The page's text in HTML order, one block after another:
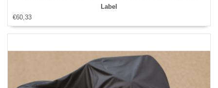
Label
€60,33